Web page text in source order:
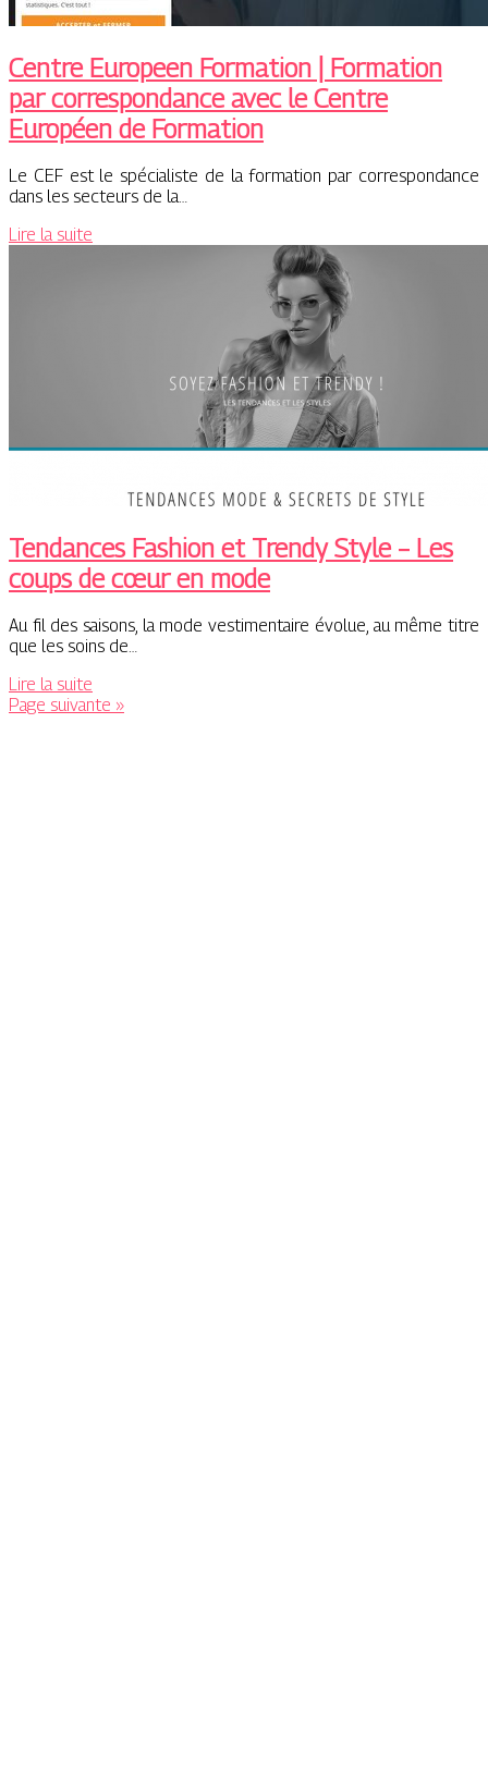
Centre Europeen Formation | Formation
par cor­respondan­ce avec le Centre
Européen de Formation
Le CEF est le spécialiste de la formation par correspondance
dans les secteurs de la…
Lire la suite
Tendances Fashion et Trendy Style – Les
coups de cœur en mode
Au fil des saisons, la mode vestimentaire évolue, au même titre
que les soins de…
Lire la suite
Page suivante »